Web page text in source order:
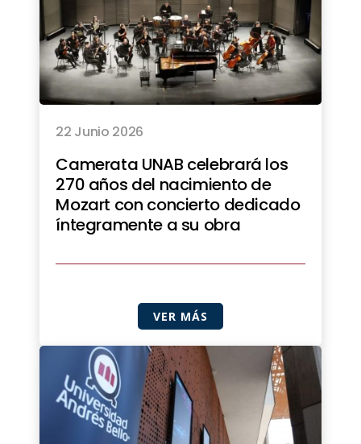
22 Junio 2026
Camerata UNAB celebrará los
270 años del nacimiento de
Mozart con concierto dedicado
íntegramente a su obra
VER MÁS